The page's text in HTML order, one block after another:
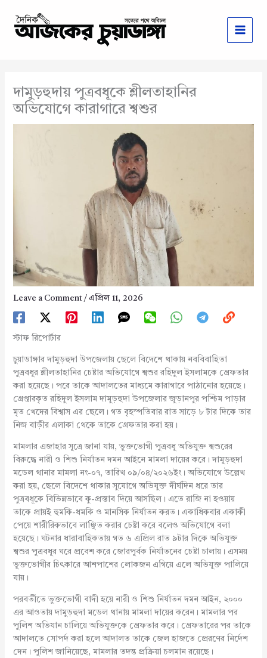
content
দামুড়হুদায় পুত্রবধূকে শ্লীলতাহানির
অভিযোগে কারাগারে শ্বশুর
Leave a Comment / এপ্রিল 11, 2026
স্টাফ রিপোর্টার
চুয়াডাঙ্গার দামুড়হুদা উপজেলায় ছেলে বিদেশে থাকায় নববিবাহিতা
পুত্রবধূর শ্লীলতাহানির চেষ্টার অভিযোগে শ্বশুর রহিদুল ইসলামকে গ্রেফতার
করা হয়েছে। পরে তাকে আদালতের মাধ্যমে কারাগারে পাঠানোর হয়েছে।
গ্রেপ্তারকৃত রহিদুল ইসলাম দামুড়হুদা উপজেলার জুড়ানপুর পশ্চিম পাড়ার
মৃত খেদের বিশ্বাস এর ছেলে। গত বৃহস্পতিবার রাত সাড়ে ৮ টার দিকে তার
নিজ বাড়ীর এলাকা থেকে তাকে গ্রেফতার করা হয়।
মামলার এজাহার সূত্রে জানা যায়, ভুক্তভোগী পুত্রবধূ অভিযুক্ত শ্বশুরের
বিরুদ্ধে নারী ও শিশু নির্যাতন দমন আইনে মামলা দায়ের করে। দামুড়হুদা
মডেল থানার মামলা নং-০৭, তারিখ ০৯/০৪/২০২৬ইং। অভিযোগে উল্লেখ
করা হয়, ছেলে বিদেশে থাকার সুযোগে অভিযুক্ত দীর্ঘদিন ধরে তার
পুত্রবধূকে বিভিন্নভাবে কু-প্রস্তাব দিয়ে আসছিল। এতে রাজি না হওয়ায়
তাকে প্রায়ই হুমকি-ধমকি ও মানসিক নির্যাতন করত। একাধিকবার একাকী
পেয়ে শারীরিকভাবে লাঞ্ছিত করার চেষ্টা করে বলেও অভিযোগে বলা
হয়েছে। ঘটনার ধারাবাহিকতায় গত ৬ এপ্রিল রাত ৯টার দিকে অভিযুক্ত
শ্বশুর পুত্রবধূর ঘরে প্রবেশ করে জোরপূর্বক নির্যাতনের চেষ্টা চালায়। এসময়
ভুক্তভোগীর চিৎকারে আশপাশের লোকজন এগিয়ে এলে অভিযুক্ত পালিয়ে
যায়।‌
পরবর্তীতে ভুক্তভোগী বাদী হয়ে নারী ও শিশু নির্যাতন দমন আইন, ২০০০
এর আওতায় দামুড়হুদা মডেল থানায় মামলা দায়ের করেন। মামলার পর
পুলিশ অভিযান চালিয়ে অভিযুক্তকে গ্রেফতার করে। গ্রেফতারের পর তাকে
আদালতে সোপর্দ করা হলে আদালত তাকে জেল হাজতে প্রেরণের নির্দেশ
দেন। পুলিশ জানিয়েছে, মামলার তদন্ত প্রক্রিয়া চলমান রয়েছে।